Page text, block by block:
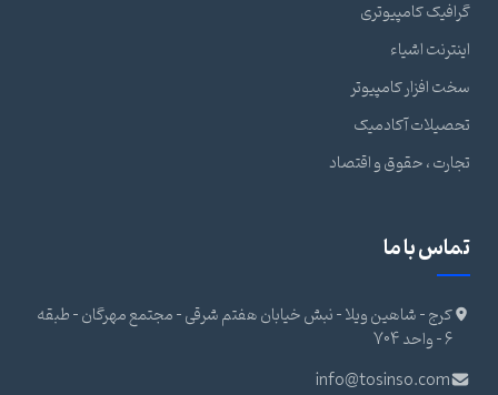
گرافیک کامپیوتری
اینترنت اشیاء
سخت افزار کامپیوتر
تحصیلات آکادمیک
تجارت ، حقوق و اقتصاد
تماس با ما
کرج - شاهین ویلا - نبش خیابان هفتم شرقی - مجتمع مهرگان - طبقه
6 - واحد 704
info@tosinso.com